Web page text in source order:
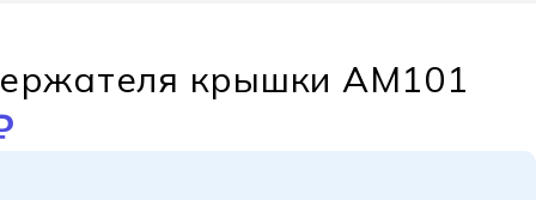
крышки AM101